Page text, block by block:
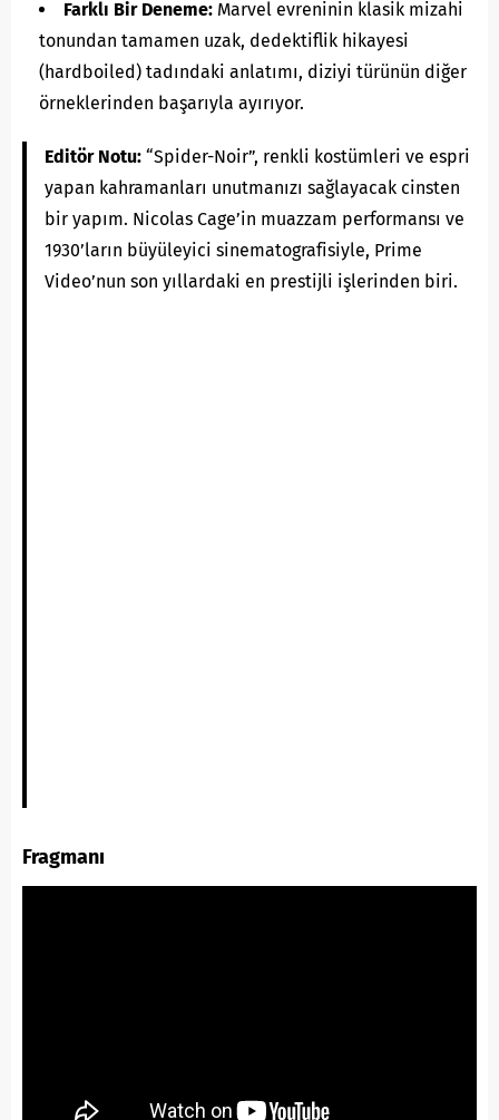
Farklı Bir Deneme: Marvel evreninin klasik mizahi
tonundan tamamen uzak, dedektiflik hikayesi
(hardboiled) tadındaki anlatımı, diziyi türünün diğer
örneklerinden başarıyla ayırıyor.
Editör Notu: “Spider-Noir”, renkli kostümleri ve espri
yapan kahramanları unutmanızı sağlayacak cinsten
bir yapım. Nicolas Cage’in muazzam performansı ve
1930’ların büyüleyici sinematografisiyle, Prime
Video’nun son yıllardaki en prestijli işlerinden biri.
Fragmanı